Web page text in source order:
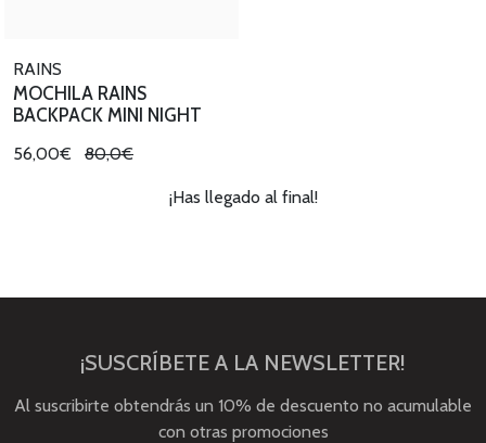
RAINS
MOCHILA RAINS
BACKPACK MINI NIGHT
56,00€ 80,0€
¡Has llegado al final!
¡SUSCRÍBETE A LA NEWSLETTER!
Al suscribirte obtendrás un 10% de descuento no acumulable
con otras promociones